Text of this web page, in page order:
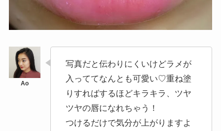
写真だと伝わりにくいけどラメが
入っててなんとも可愛い♡重ね塗
りすればするほどキラキラ、ツヤ
ツヤの唇になれちゃう！
つけるだけで気分が上がりますよ